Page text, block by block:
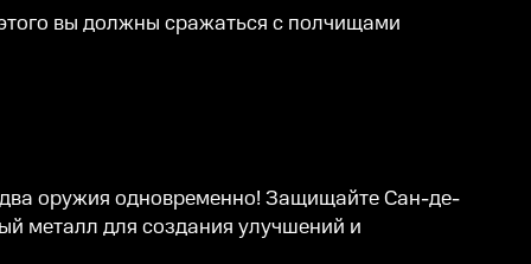
вы должны сражаться с полчищами
два оружия одновременно! Защищайте Сан-де-
металл для создания улучшений и